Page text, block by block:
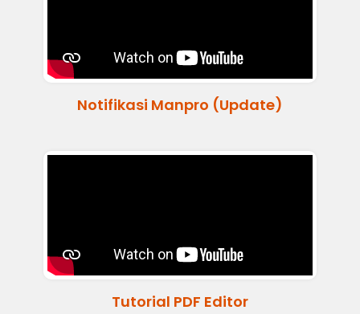
Notifikasi Manpro (Update)
Tutorial PDF Editor